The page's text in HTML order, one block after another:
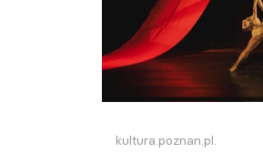
kultura.poznan.pl.